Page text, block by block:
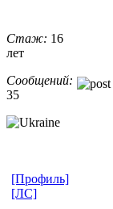
Стаж: 16
лет
Сообщений:
35
[Профиль]
[ЛС]